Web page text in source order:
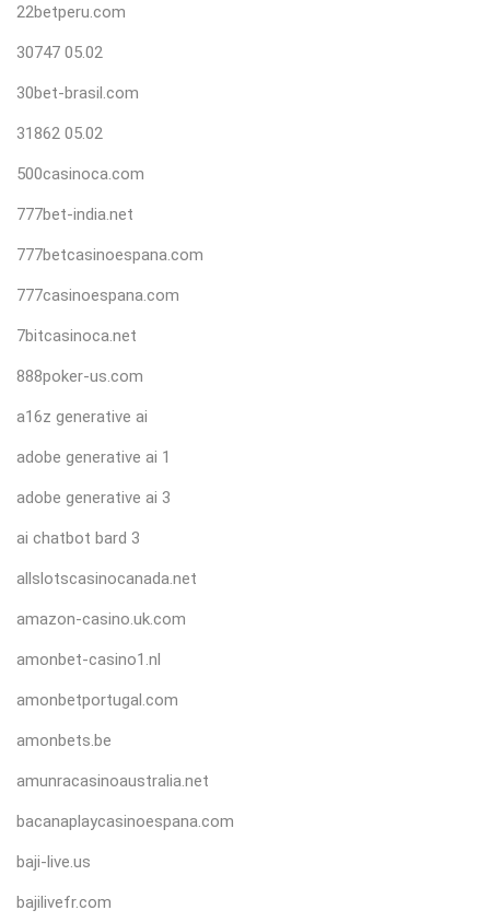
22betperu.com
30747 05.02
30bet-brasil.com
31862 05.02
500casinoca.com
777bet-india.net
777betcasinoespana.com
777casinoespana.com
7bitcasinoca.net
888poker-us.com
a16z generative ai
adobe generative ai 1
adobe generative ai 3
ai chatbot bard 3
allslotscasinocanada.net
amazon-casino.uk.com
amonbet-casino1.nl
amonbetportugal.com
amonbets.be
amunracasinoaustralia.net
bacanaplaycasinoespana.com
baji-live.us
bajilivefr.com